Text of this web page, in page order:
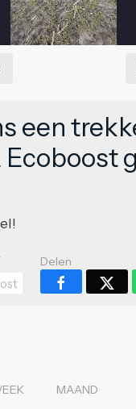
een
Ecoboost
Delen
MAAND